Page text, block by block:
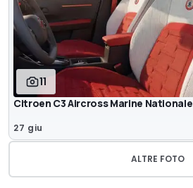
11
Citroen C3 Aircross Marine Nationale
27 giu
ALTRE FOTO